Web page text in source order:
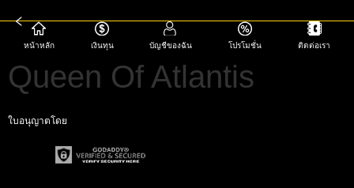
หน้าหลัก เงินทุน บัญชีของฉัน โปรโมชั่น ติดต่อเรา
Queen Of Atlantis
ใบอนุญาตโดย